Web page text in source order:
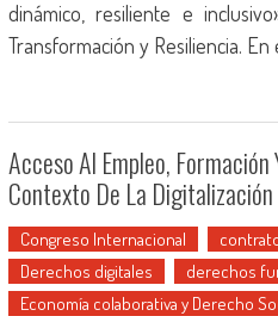
dinámico, resiliente e
Transformación y Resiliencia. En
Acceso Al Empleo,
Contexto De La
Congreso Internacional
Derechos digitales
derechos
Economía colaborativa y Derecho